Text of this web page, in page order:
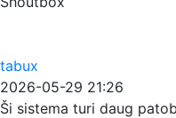
tabux
2026-05-29 21:26
Ši sistema turi daug